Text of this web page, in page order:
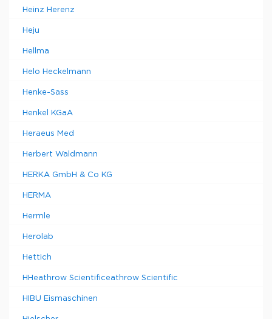
Heinz Herenz
Heju
Hellma
Helo Heckelmann
Henke-Sass
Henkel KGaA
Heraeus Med
Herbert Waldmann
HERKA GmbH & Co KG
HERMA
Hermle
Herolab
Hettich
HHeathrow Scientificeathrow Scientific
HIBU Eismaschinen